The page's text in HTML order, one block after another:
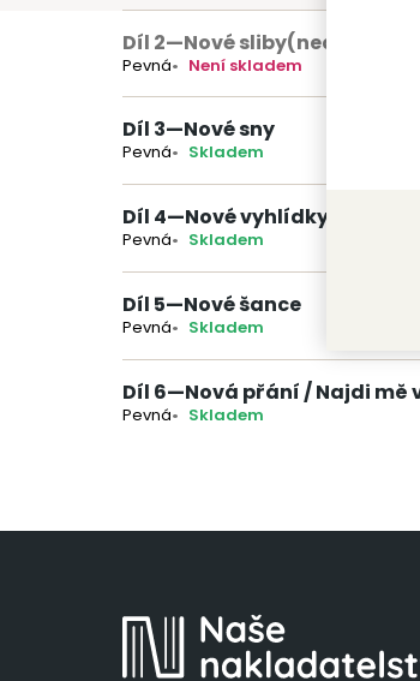
Díl 2—Nové sliby
Pevná Není skladem
Díl 3—Nové sny
Pevná Skladem
Díl 4—Nové vyhlídky
Pevná Skladem
Díl 5—Nové šance
Pevná Skladem
Díl 6—Nová přání / Najdi mě
Pevná Skladem